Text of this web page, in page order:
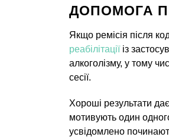
ДОПОМОГА
Якщо ремісія після
реабілітаціїіз
алкоголізму, у тому
сесії.
Хороші результати
мотивують один
усвідомлено